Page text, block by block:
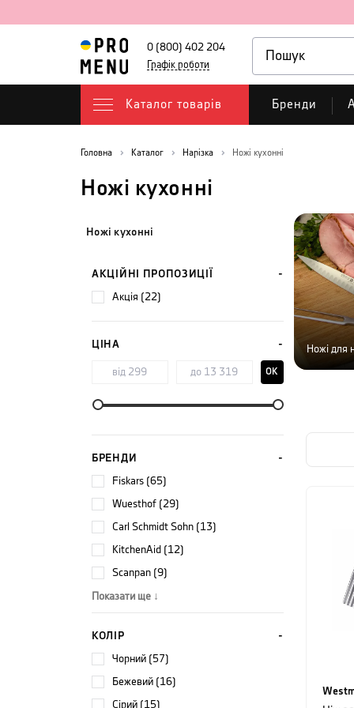
0 (800) 402 204
Графік роботи
Каталог товарів Бренди
Головна Каталог Нарізка Ножі кухонні
Ножі кухонні
Ножі кухонні
АКЦІЙНІ ПРОПОЗИЦІЇ
акція (22)
ЦІНА
OK
БРЕНДИ
Fiskars (65)
Wuesthof (29)
Carl Schmidt Sohn (13)
KitchenAid (12)
Scanpan (9)
Показати ще ↓
КОЛІР
чорний (57)
бежевий (16)
сірий (15)
Ножі для